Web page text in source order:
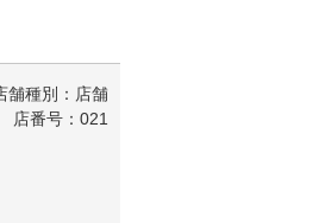
舗種別：店舗
店番号：021